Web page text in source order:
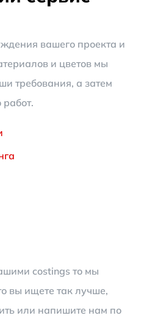
вашего проекта и
и цветов мы
требования, а затем
costings то мы
вы ищете так лучше,
или напишите нам по